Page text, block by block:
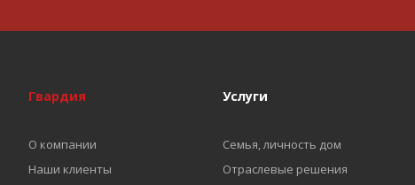
Гвардия
О компании
Наши клиенты
Услуги
Семья, личность дом
Отраслевые решения